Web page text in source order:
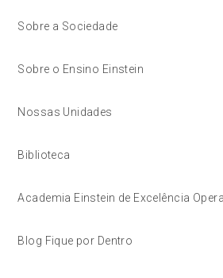
Sobre a Sociedade
Sobre o Ensino Einstein
Nossas Unidades
Biblioteca
Academia Einstein de Excelência
Blog Fique por Dentro